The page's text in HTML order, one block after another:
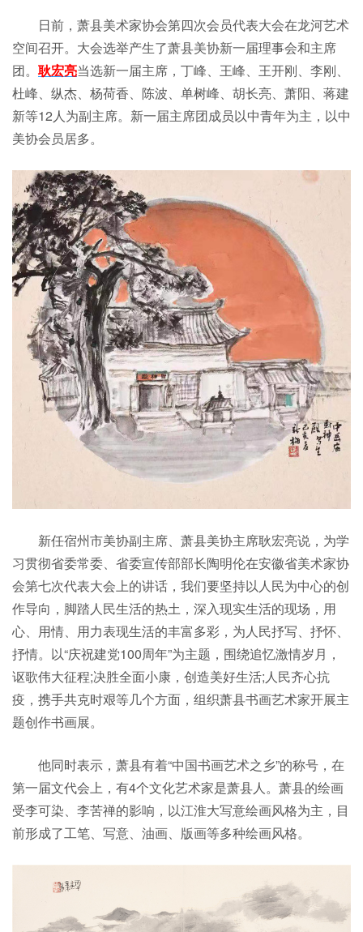
日前，萧县美术家协会第四次会员代表大会在龙河艺术
空间召开。大会选举产生了萧县美协新一届理事会和主席
团。 耿宏亮当选新一届主席，丁峰、王峰、王开刚、李刚、
杜峰、纵杰、杨荷香、陈波、单树峰、胡长亮、萧阳、蒋建
新等12人为副主席。新一届主席团成员以中青年为主，以中
美协会员居多。
新任宿州市美协副主席、萧县美协主席耿宏亮说，为学
习贯彻省委常委、省委宣传部部长陶明伦在安徽省美术家协
会第七次代表大会上的讲话，我们要坚持以人民为中心的创
作导向，脚踏人民生活的热土，深入现实生活的现场，用
心、用情、用力表现生活的丰富多彩，为人民抒写、抒怀、
抒情。以“庆祝建党100周年”为主题，围绕追忆激情岁月，
讴歌伟大征程;决胜全面小康，创造美好生活;人民齐心抗
疫，携手共克时艰等几个方面，组织萧县书画艺术家开展主
题创作书画展。
他同时表示，萧县有着“中国书画艺术之乡”的称号，在
第一届文代会上，有4个文化艺术家是萧县人。萧县的绘画
受李可染、李苦禅的影响，以江淮大写意绘画风格为主，目
前形成了工笔、写意、油画、版画等多种绘画风格。